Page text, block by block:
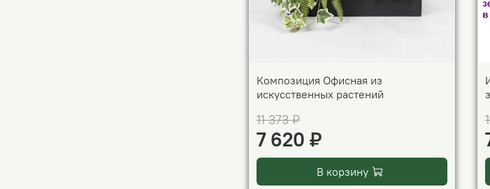
Композиция Офисная из
искусственных растений
11 373 ₽
7 620 ₽
В корзину